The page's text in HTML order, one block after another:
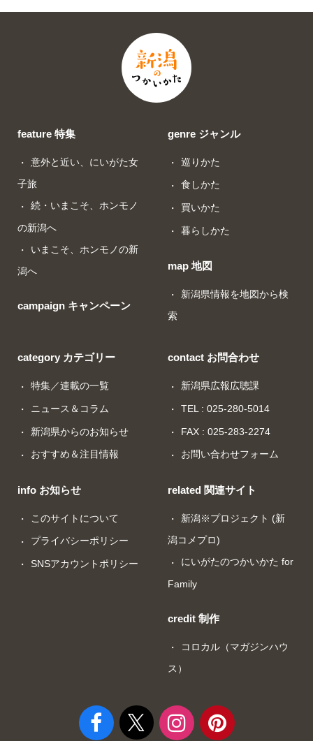
feature 特集
意外と近い、にいがた女
子旅
続・いまこそ、ホンモノ
の新潟へ
いまこそ、ホンモノの新
潟へ
campaign キャンペーン
genre ジャンル
巡りかた
食しかた
買いかた
暮らしかた
map 地図
新潟県情報を地図から検
索
category カテゴリー
特集／連載の一覧
ニュース＆コラム
新潟県からのお知らせ
おすすめ＆注目情報
info お知らせ
このサイトについて
プライバシーポリシー
SNSアカウントポリシー
contact お問合わせ
新潟県広報広聴課
TEL : 025-280-5014
FAX : 025-283-2274
お問い合わせフォーム
related 関連サイト
新潟※プロジェクト (新
潟コメプロ)
にいがたのつかいかた for
Family
credit 制作
コロカル（マガジンハウ
ス）